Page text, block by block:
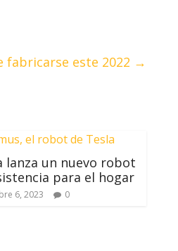
fabricarse este 2022 →
lanza un nuevo robot
para el hogar
6, 2023 0